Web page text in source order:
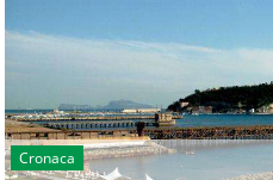
Cronaca